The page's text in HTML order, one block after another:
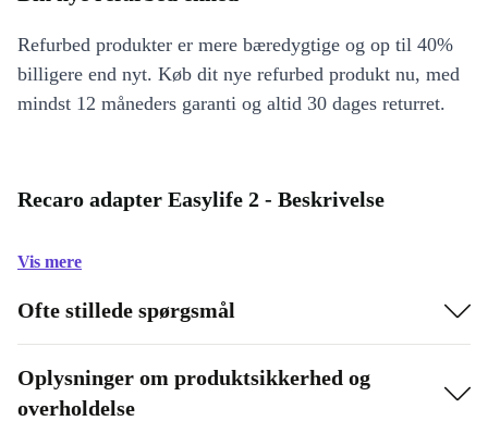
Refurbed produkter er mere bæredygtige og op til 40%
billigere end nyt. Køb dit nye refurbed produkt nu, med
mindst 12 måneders garanti og altid 30 dages returret.
Recaro adapter Easylife 2 - Beskrivelse
Vis mere
Ofte stillede spørgsmål
Oplysninger om produktsikkerhed og
overholdelse